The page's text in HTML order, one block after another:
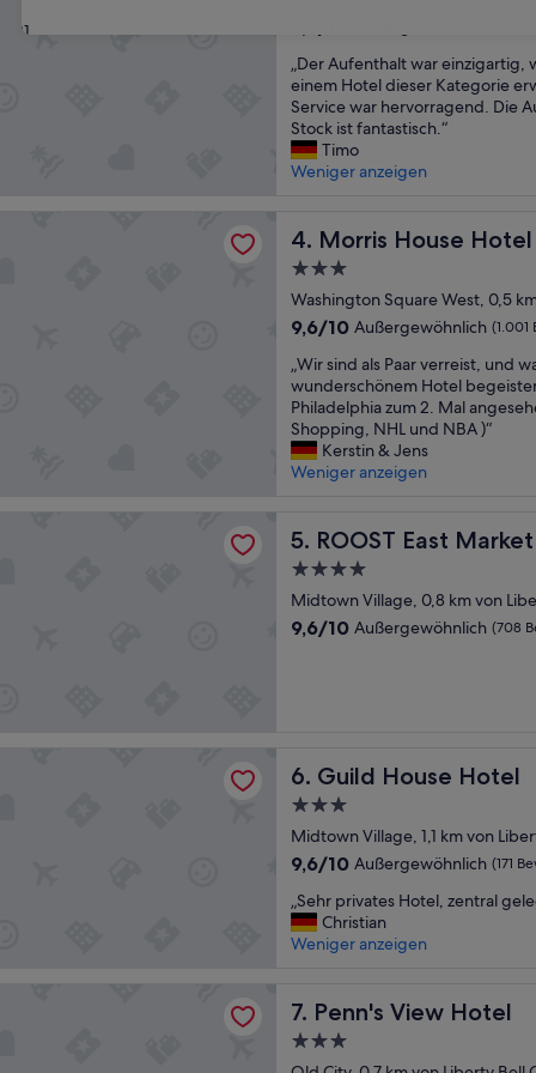
31
u
e
h
o
t
e
n
g
r
e
t
a
r
e
a
“
10,
Außergewöhnlich,
(303
Bewertungen)
„
D
e
r
A
u
n
h
a
l
w
a
r
e
i
n
g
t
i
a
n
e
s
v
n
e
i
m
H
o
„Der Aufenthalt war einzigartig,
einem Hotel dieser Kategorie
Service war hervorragend. Die
Stock ist fantastisch.“
Timo
Weniger anzeigen
4. Morris House Hotel
Morris House Hotel
3.0-
Sterne-
Unterkunft
Washington Square West, 0,5
9.6
10,
Außergewöhnlich,
(1.001
Bewertungen)
9,6/10 Außergewöhnlich (1.001
„
W
i
r
s
i
a
s
P
a
e
s
t
,
n
d
w
e
n
v
„Wir sind als Paar verreist, und
wunderschönem Hotel
Philadelphia zum 2. Mal
Shopping, NHL und NBA )“
Kerstin & Jens
Weniger anzeigen
5. ROOST East Market
ROOST East Market
4.0-
Sterne-
Unterkunft
Midtown Village, 0,8 km von
9.6
9,6/10 Außergewöhnlich (708
6. Guild House Hotel
Guild House Hotel
3.0-
Sterne-
Unterkunft
Midtown Village, 1,1 km von
9.6
10,
Außergewöhnlich,
(171
9,6/10 Außergewöhnlich (171
„
S
e
p
„Sehr privates Hotel, zentral
Christian
Weniger anzeigen
7. Penn's View Hotel
Penn's View Hotel
3.0-
Sterne-